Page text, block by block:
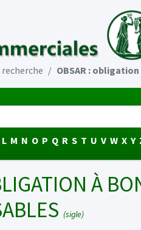
recherche OBSAR :
L M N O P Q R S T U V W X Y
À
(sigle)